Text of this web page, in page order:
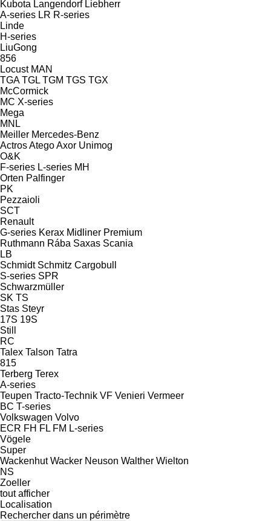
Kubota Langendorf Liebherr
A-series LR R-series
Linde
H-series
LiuGong
856
Locust MAN
TGA TGL TGM TGS TGX
McCormick
MC X-series
Mega
MNL
Meiller Mercedes-Benz
ActrosAtegoAxor Unimog
O&K
F-series L-series MH
Orten Palfinger
PK
Pezzaioli
SCT
Renault
G-series Kerax Midliner Premium
Ruthmann Rába Saxas Scania
LB
Schmidt Schmitz Cargobull
S-series SPR
Schwarzmüller
SK TS
Stas Steyr
17S 19S
Still
RC
Talex Talson Tatra
815
Terberg Terex
A-series
Teupen Tracto-Technik VF Venieri Vermeer
BC T-series
Volkswagen Volvo
ECR FH FL FM L-series
Vögele
Super
Wackenhut Wacker Neuson Walther Wielton
NS
Zoeller
tout afficher
Localisation
Rechercher dans un périmètre